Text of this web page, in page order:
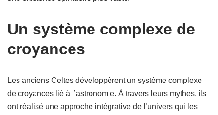
Un système complexe de
croyances
Les anciens Celtes développèrent un système complexe
de croyances lié à l’astronomie. À travers leurs mythes, ils
ont réalisé une approche intégrative de l’univers qui les